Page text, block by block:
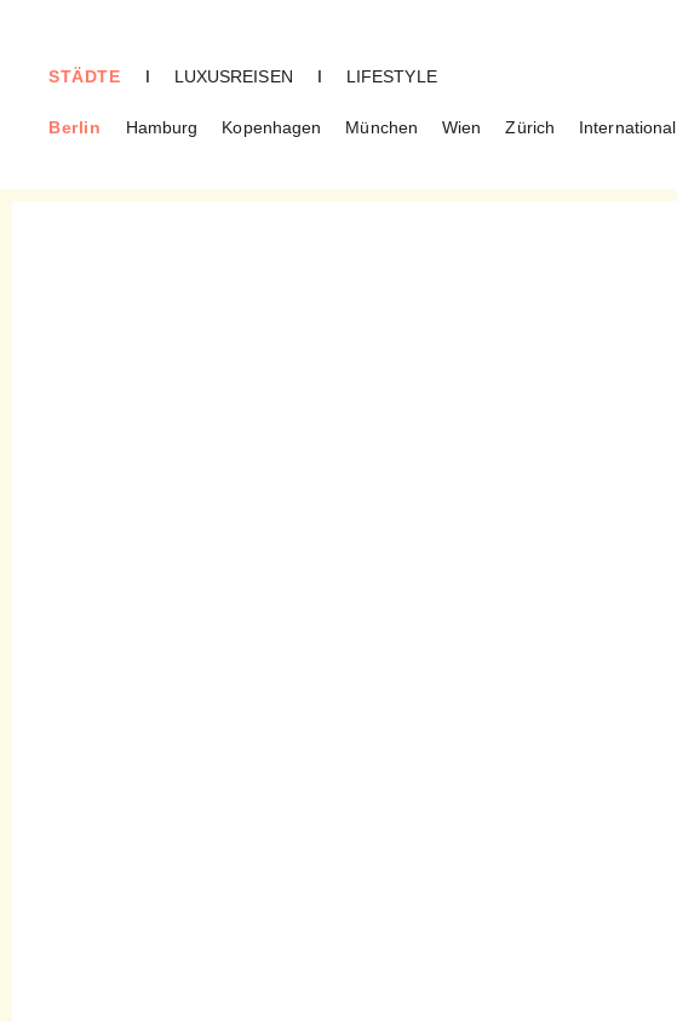
STÄDTE
Berlin Hamburg Kopenhagen München Wien Zürich International
I LUXUSREISEN I LIFESTYLE